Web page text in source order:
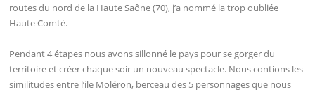
routes du nord de la Haute Saône (70), j’a nommé la trop oubliée
Haute Comté.
Pendant 4 étapes nous avons sillonné le pays pour se gorger du
territoire et créer chaque soir un nouveau spectacle. Nous contions les
similitudes entre l’ile Moléron, berceau des 5 personnages que nous